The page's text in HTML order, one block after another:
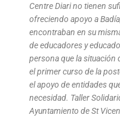
Centre Diari no tienen
ofreciendo apoyo a
encontraban en su
de educadores y
persona que la situación
el primer curso de la
el apoyo de entidades
necesidad. Taller
Ayuntamiento de St